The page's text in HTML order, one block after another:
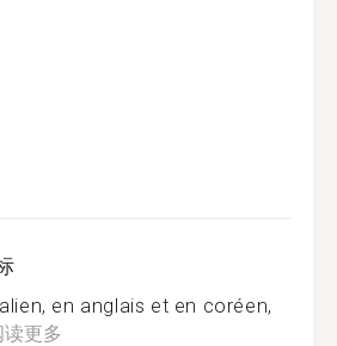
en anglais et en coréen,
读更多